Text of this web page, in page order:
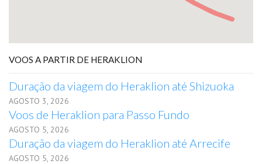
VOOS A PARTIR DE HERAKLION
Duração da viagem do Heraklion até Shizuoka
AGOSTO 3, 2026
Voos de Heraklion para Passo Fundo
AGOSTO 5, 2026
Duração da viagem do Heraklion até Arrecife
AGOSTO 5, 2026